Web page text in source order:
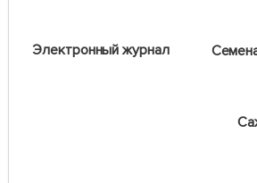
Электронный журнал